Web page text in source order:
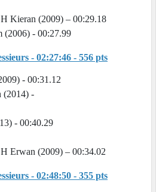
Kieran (2009) – 00:29.18
- 00:27.99
- 02:27:46 - 556 pts
(2009) - 00:31.12
(2014) -
- 00:40.29
Erwan (2009) – 00:34.02
- 02:48:50 - 355 pts